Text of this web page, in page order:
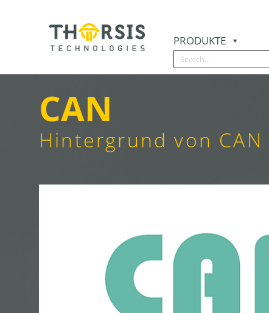
PRODUKTE
CAN
Hintergrund von CAN